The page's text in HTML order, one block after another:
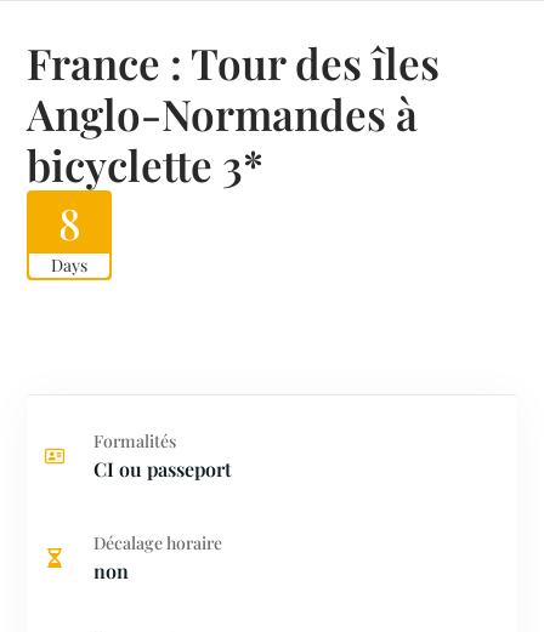
France : Tour des îles
Anglo-Normandes à
bicyclette 3*
8
Days
Formalités
CI ou passeport
Décalage horaire
non